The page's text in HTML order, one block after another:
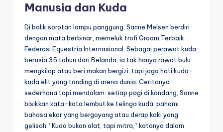
Manusia dan Kuda
Di balik sorotan lampu panggung, Sanne Melsen berdiri
dengan mata berbinar, memeluk trofi Groom Terbaik
Federasi Equestria Internasional. Sebagai perawat kuda
berusia 35 tahun dari Belanda, ia tak hanya rawat bulu
mengkilap atau beri makan bergizi, tapi jaga hati kuda-
kuda elit yang tanding di arena dunia. Ceritanya
sederhana tapi mendalam: setiap pagi di kandang, Sanne
bisikkan kata-kata lembut ke telinga kuda, pahami
bahasa ekor yang bergoyang atau derap kaki yang
gelisah. “Kuda bukan alat, tapi mitra,” katanya dalam